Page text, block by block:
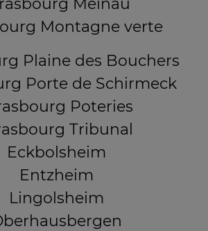
Meinau
Montagne verte
Plaine des Bouchers
Porte de Schirmeck
Poteries
Tribunal
Eckbolsheim
Entzheim
Lingolsheim